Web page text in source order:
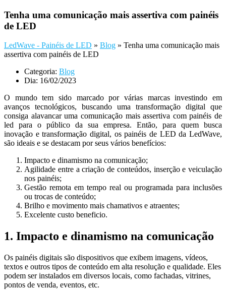
Tenha uma comunicação mais assertiva com painéis
de LED
LedWave - Painéis de LED » Blog » Tenha uma comunicação mais
assertiva com painéis de LED
Categoria: Blog
Dia: 16/02/2023
O mundo tem sido marcado por várias marcas investindo em
avanços tecnológicos, buscando uma transformação digital que
consiga alavancar uma comunicação mais assertiva com painéis de
led para o público da sua empresa. Então, para quem busca
inovação e transformação digital, os painéis de LED da LedWave,
são ideais e se destacam por seus vários benefícios:
Impacto e dinamismo na comunicação;
Agilidade entre a criação de conteúdos, inserção e veiculação
nos painéis;
Gestão remota em tempo real ou programada para inclusões
ou trocas de conteúdo;
Brilho e movimento mais chamativos e atraentes;
Excelente custo beneficio.
1. Impacto e dinamismo na comunicação
Os painéis digitais são dispositivos que exibem imagens, vídeos,
textos e outros tipos de conteúdo em alta resolução e qualidade. Eles
podem ser instalados em diversos locais, como fachadas, vitrines,
pontos de venda, eventos, etc.